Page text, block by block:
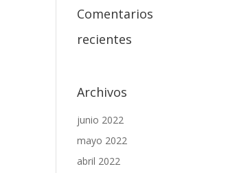
Comentarios
recientes
Archivos
junio 2022
mayo 2022
abril 2022